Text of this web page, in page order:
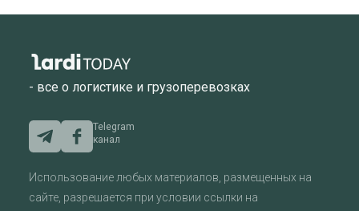
- все о логистике и грузоперевозках
Telegram
канал
Использование любых материалов, размещенных на
сайте, разрешается при условии ссылки на